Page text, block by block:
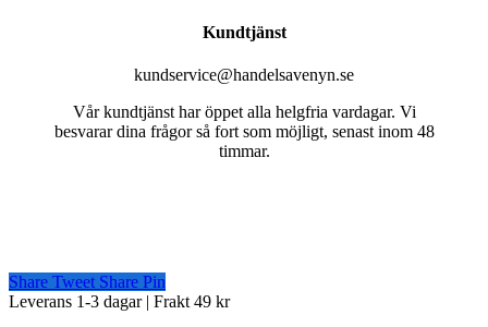
Kundtjänst
kundservice@handelsavenyn.se
Vår kundtjänst har öppet alla helgfria vardagar. Vi
besvarar dina frågor så fort som möjligt, senast inom 48
timmar.
Share Tweet Share Pin
Close
Leverans 1-3 dagar | Frakt 49 kr